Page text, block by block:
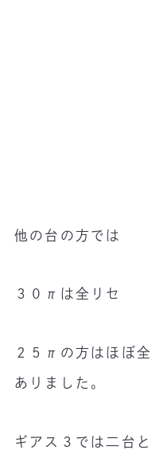
他の台の方では
３０πは全リセ
２５πの方はほぼ
ありました。
ギアス３では二台